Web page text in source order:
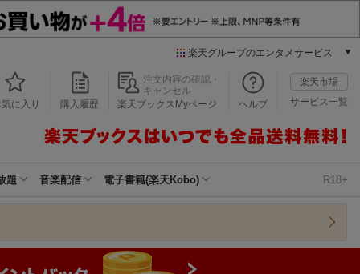
楽天グループのエンタメサービス
本/ゲーム/CD/DVD
楽天ブックス
楽天Kobo
気に入り 購入履歴
注文内容の確認・
キャンセル
楽天ブックスMyページ
ヘルプ
楽天市場
サービス一覧
題 音楽配信 電子書籍(楽天Kobo) R18+